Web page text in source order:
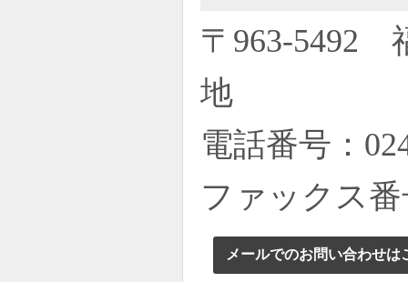
〒963-5492
地
電話番号：
ファックス番
メールでのお問い合わせは